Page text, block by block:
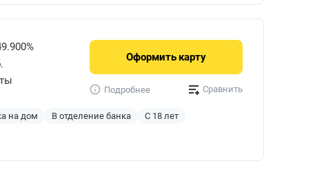
на дом В отделение банка
С 18 лет
Оформить карту
Подробнее Сравнить